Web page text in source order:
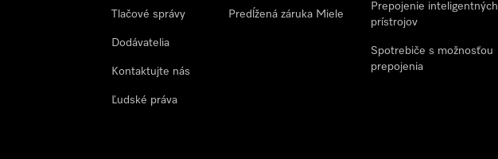
Tlačové správy
Dodávatelia
Kontaktujte nás
Ľudské práva
Predĺžená záruka Miele
Prepojenie inteligentných
prístrojov
Spotrebiče s možnosťou
prepojenia